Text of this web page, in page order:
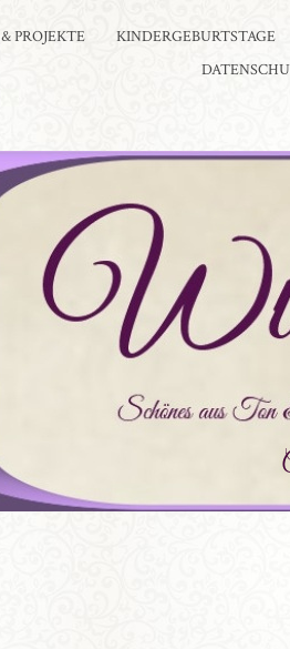
PROJEKTE KINDERGEBURTSTAGE